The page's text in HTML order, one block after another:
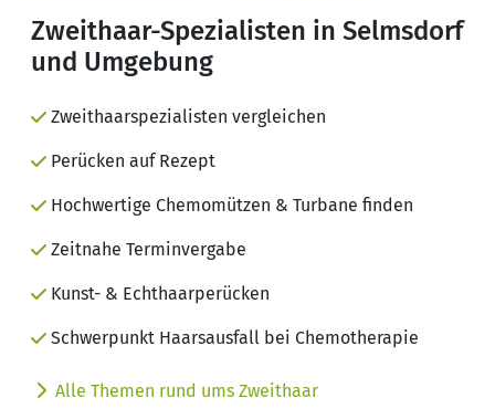
Zweithaar-Spezialisten in Selmsdorf
und Umgebung
Zweithaarspezialisten vergleichen
Perücken auf Rezept
Hochwertige Chemomützen & Turbane finden
Zeitnahe Terminvergabe
Kunst- & Echthaarperücken
Schwerpunkt Haarsausfall bei Chemotherapie
Alle Themen rund ums Zweithaar